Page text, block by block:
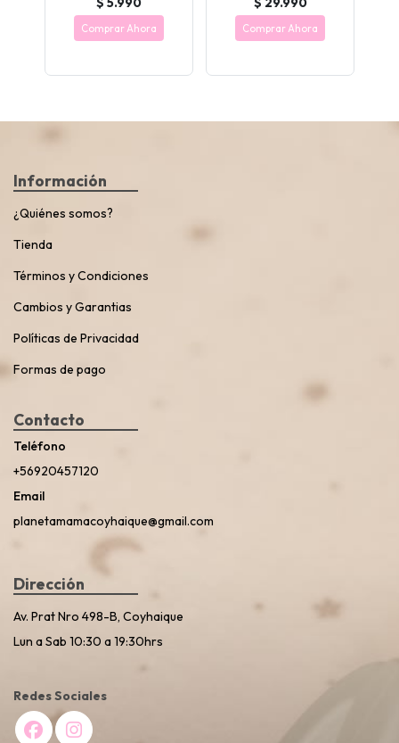
Comprar Ahora Comprar Ahora
Información
¿Quiénes somos?
Tienda
Términos y Condiciones
Cambios y Garantias
Políticas de Privacidad
Formas de pago
Contacto
Teléfono
+56920457120
Email
planetamamacoyhaique@gmail.com
Dirección
Av. Prat Nro 498-B, Coyhaique
Lun a Sab 10:30 a 19:30hrs
Redes Sociales